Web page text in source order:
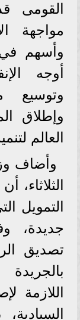
القومى
مواجهة
وأسهم في
أوجه
وتوسيع
وإطلاق
العالم
وأضاف
الثلاثاء،
التمويل
جديدة،
تصديق
اللازمة